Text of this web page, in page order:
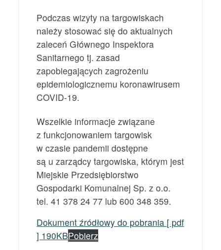
Podczas wizyty na targowiskach
należy stosować się do aktualnych
zaleceń Głównego Inspektora
Sanitarnego tj. zasad
zapobiegających zagrożeniu
epidemiologicznemu koronawirusem
COVID-19.
Wszelkie informacje związane
z funkcjonowaniem targowisk
w czasie pandemii dostępne
są u zarządcy targowiska, którym jest
Miejskie Przedsiębiorstwo
Gospodarki Komunalnej Sp. z o.o.
tel. 41 378 24 77 lub 600 348 359.
Dokument źródłowy do pobrania [ pdf
] 190KBPobierz